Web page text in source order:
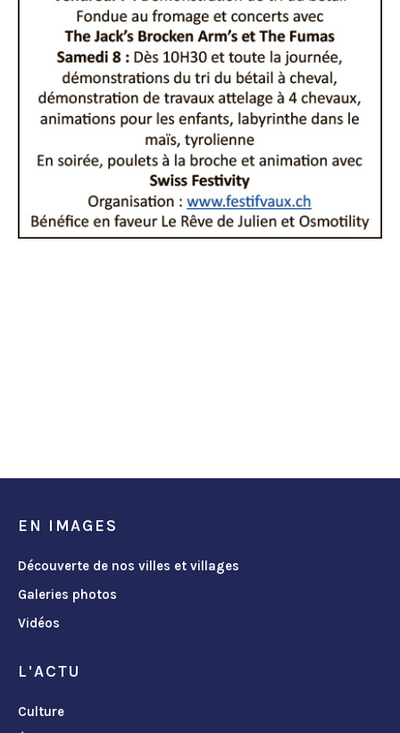
EN IMAGES
Découverte de nos villes et villages
Galeries photos
Vidéos
L'ACTU
Culture